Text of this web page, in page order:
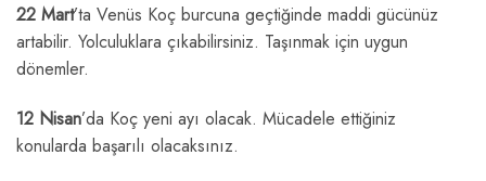
22 Mart’ta Venüs Koç burcuna geçtiğinde maddi gücünüz
artabilir. Yolculuklara çıkabilirsiniz. Taşınmak için uygun
dönemler.
12 Nisan’da Koç yeni ayı olacak. Mücadele ettiğiniz
konularda başarılı olacaksınız.